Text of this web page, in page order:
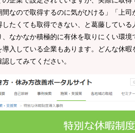
間なので取得するのに気がひける」「上
したくても取得できない、と葛藤してい
、なかなか積極的に有休を取りにくい環
導入している企業もあります。どんな休
してみてください。